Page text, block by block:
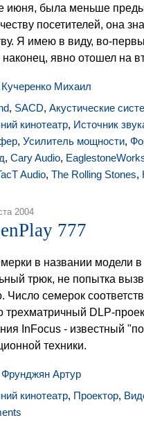
июня, была меньше
посетителей, она
Я имею в виду, во-
наконец, явно отошел на
Кучеренко Михаил
, SACD, Акустические
кинотеатр, Источник
, Усилитель мощности,
, Cary Audio,
Audio, The Rolling Stones,
2004
777
в названии модели
трюк, не попытка
Число семерок
трехматричный DLP-
InFocus - известный
техники.
Фрунджян Артур
кинотеатр, Проектор,